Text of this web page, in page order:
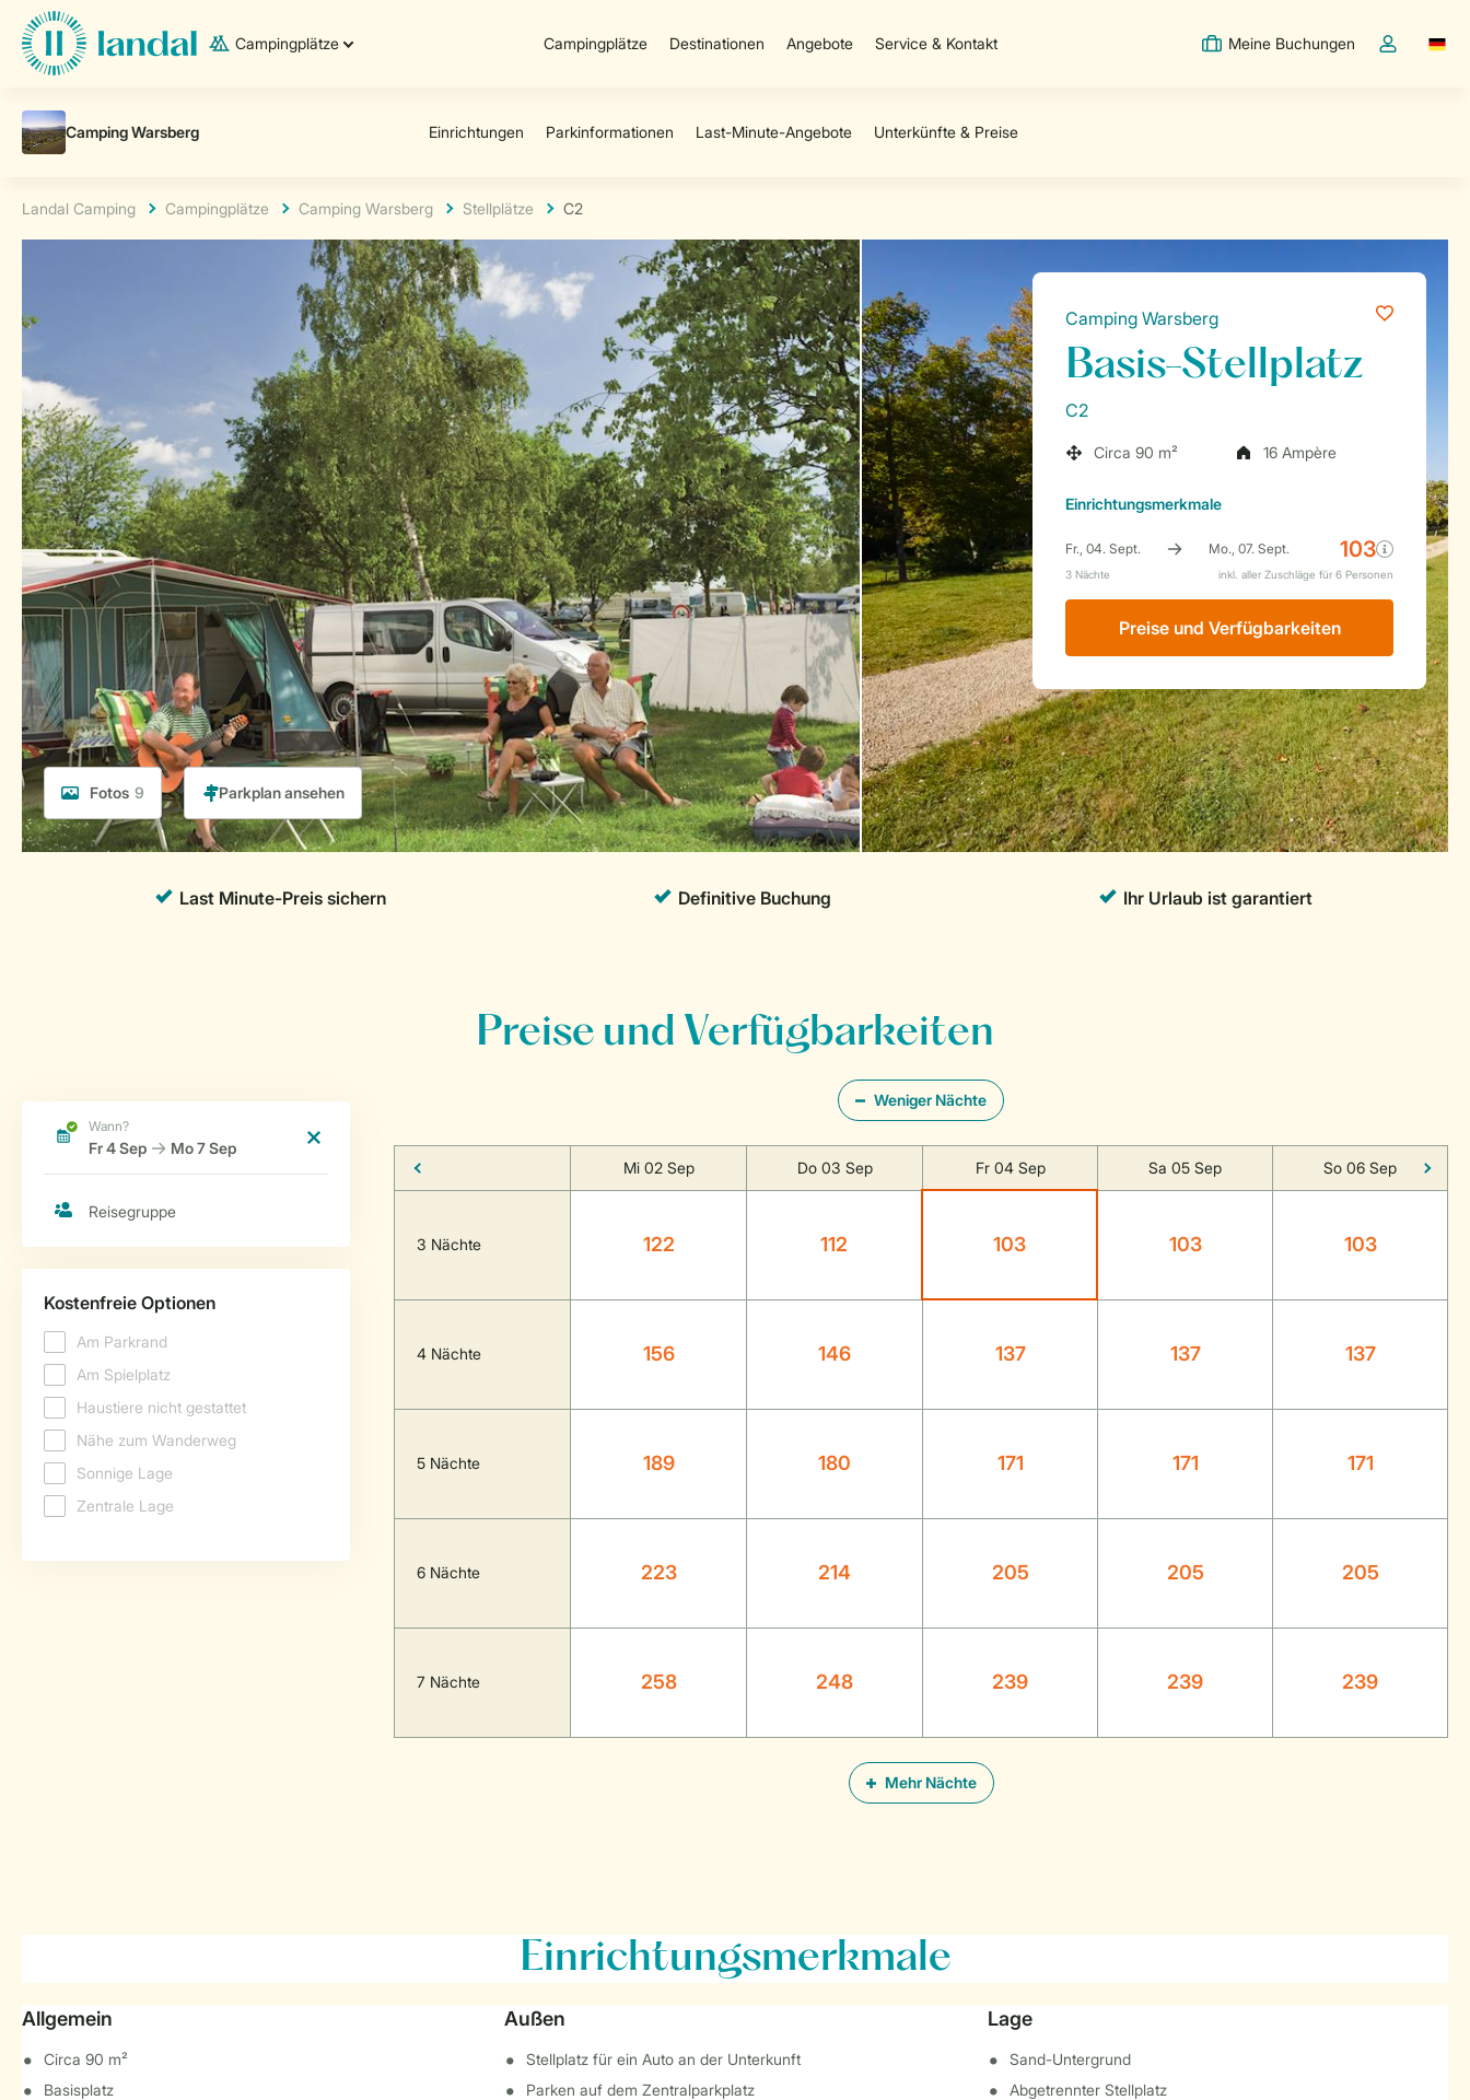
Campingplätze Campingplätze Destinationen Angebote Service & Kontakt Meine Buchungen
Dropdown-
Landal Camping Campingplätze Camping Warsberg Stellplätze C2
Fotos 9
Camping Warsberg
Basis-Stellplatz
C2
Circa 90 m² 16 Ampère
Einrichtungsmerkmale
Preise und Verfügbarkeiten
Preise und Verfügbarkeiten
Weniger Nächte
Mehr Nächte
Mi 02 Sep Do 03 Sep Fr 04 Sep Sa 05 Sep So 06 Sep
3 Nächte 122 112 103 103 103
4 Nächte 156 146 137 137 137
5 Nächte 189 180 171 171 171
6 Nächte 223 214 205 205 205
7 Nächte 258 248 239 239 239
Einrichtungsmerkmale
Allgemein
Circa 90 m²
Basisplatz
Außen
Stellplatz für ein Auto an der Unterkunft
Parken auf dem Zentralparkplatz
Lage
Sand-Untergrund
Abgetrennter Stellplatz